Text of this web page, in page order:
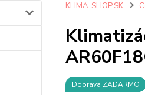
KLIMA-SHOP.SK
Doprava ZADARMO